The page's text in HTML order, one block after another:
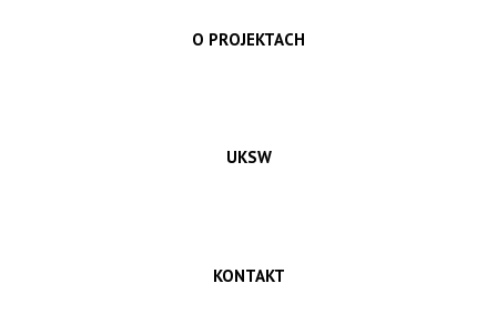
O PROJEKTACH
UKSW
KONTAKT